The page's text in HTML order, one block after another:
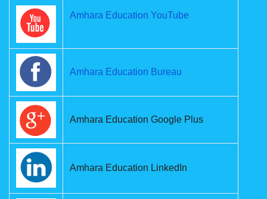
Amhara Education YouTube
Amhara Education Bureau
Amhara Education Google Plus
Amhara Education LinkedIn